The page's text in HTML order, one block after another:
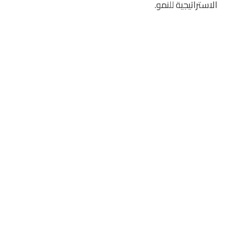
الاستراتيجية للنمو.